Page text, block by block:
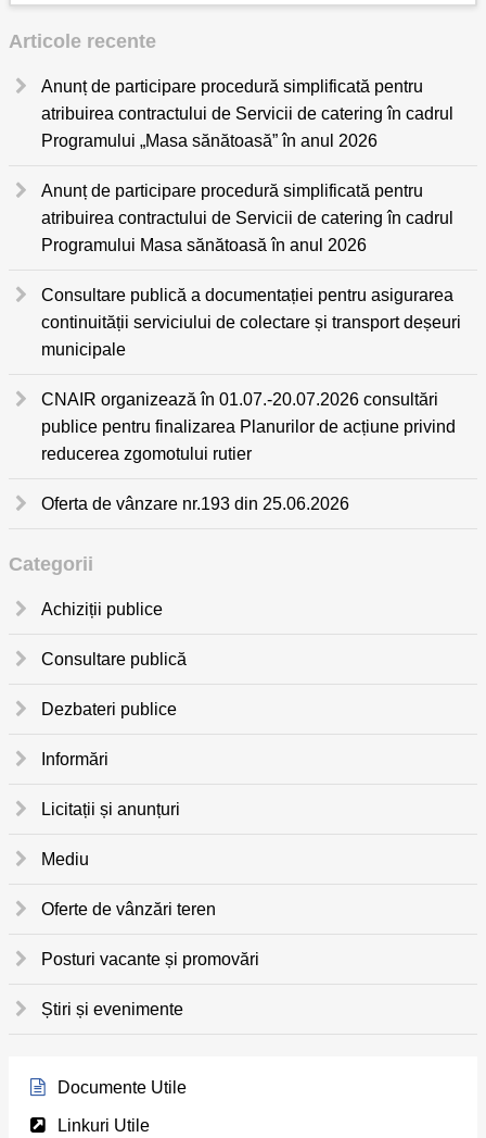
Articole recente
Anunț de participare procedură simplificată pentru
atribuirea contractului de Servicii de catering în cadrul
Programului „Masa sănătoasă” în anul 2026
Anunț de participare procedură simplificată pentru
atribuirea contractului de Servicii de catering în cadrul
Programului Masa sănătoasă în anul 2026
Consultare publică a documentației pentru asigurarea
continuității serviciului de colectare și transport deșeuri
municipale
CNAIR organizează în 01.07.-20.07.2026 consultări
publice pentru finalizarea Planurilor de acțiune privind
reducerea zgomotului rutier
Oferta de vânzare nr.193 din 25.06.2026
Categorii
Achiziții publice
Consultare publică
Dezbateri publice
Informări
Licitații și anunțuri
Mediu
Oferte de vânzări teren
Posturi vacante și promovări
Știri și evenimente
Documente Utile
Linkuri Utile